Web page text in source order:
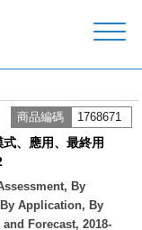
商品編碼 1768671
、應用、最終用
By
Application, By
Forecast, 2018-